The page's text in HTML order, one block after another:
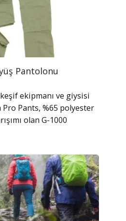
Pantolonu
ekipmanı ve giysisi
Pants, %65 polyester
olan G-1000